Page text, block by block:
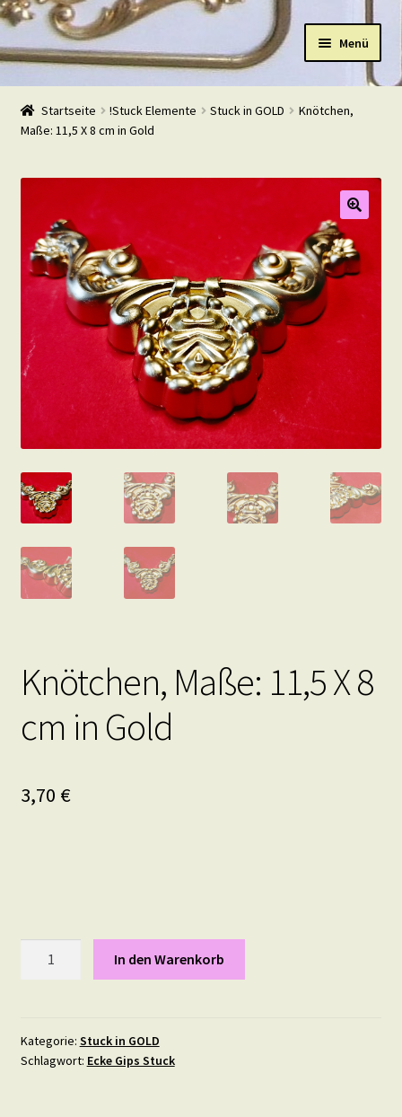
Navigation
Zum
Inhalt
Menü
Start
Shop
Warenkorb
Mein Konto
Kasse
Beispiele
Kontakt
Startseite !Stuck Elemente Stuck in GOLD
Knötchen,
Maße: 11,5 X 8 cm in Gold
Knötchen, Maße: 11,5 X 8
cm in Gold
3,70 €
8
cm
In den Warenkorb
Kategorie: Stuck in GOLD
Schlagwort: Ecke Gips Stuck